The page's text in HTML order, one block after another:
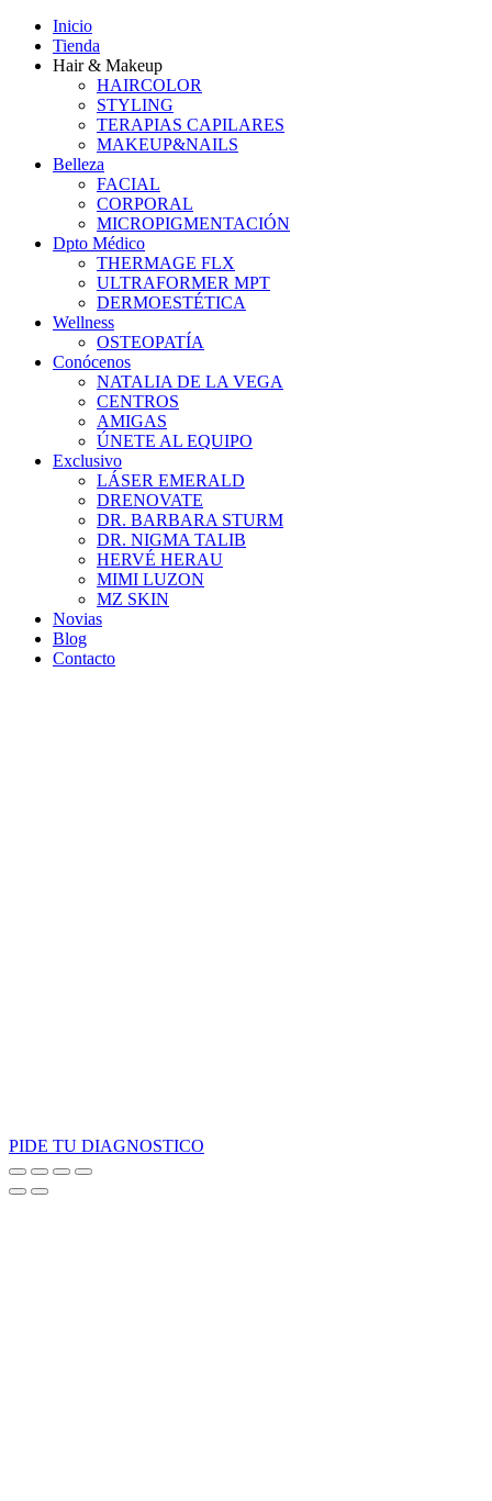
Inicio
Tienda
Hair & Makeup
HAIRCOLOR
STYLING
TERAPIAS CAPILARES
MAKEUP&NAILS
Belleza
FACIAL
CORPORAL
MICROPIGMENTACIÓN
Dpto Médico
THERMAGE FLX
ULTRAFORMER MPT
DERMOESTÉTICA
Wellness
OSTEOPATÍA
Conócenos
NATALIA DE LA VEGA
CENTROS
AMIGAS
ÚNETE AL EQUIPO
Exclusivo
LÁSER EMERALD
DRENOVATE
DR. BARBARA STURM
DR. NIGMA TALIB
HERVÉ HERAU
MIMI LUZON
MZ SKIN
Novias
Blog
Contacto
PIDE TU DIAGNOSTICO